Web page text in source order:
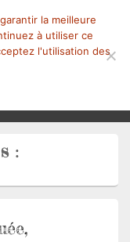
:
la meilleure
à utiliser ce
l'utilisation des